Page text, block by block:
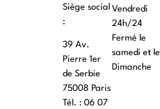
Siège social
:
39 Av.
Pierre 1er
de Serbie
75008 Paris
Tél. : ‭06 07
Vendredi
24h/24
Fermé le
samedi et le
Dimanche